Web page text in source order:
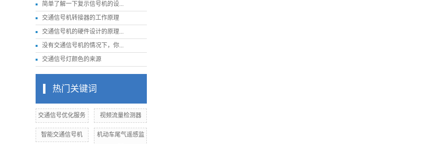
简单了解一下复示信号机的设...
交通信号机转接器的工作原理
交通信号机的硬件设计的原理...
没有交通信号机的情况下，你...
交通信号灯颜色的来源
热门关键词
交通信号优化服务 视频流量检测器
智能交通信号机
机动车尾气遥感监